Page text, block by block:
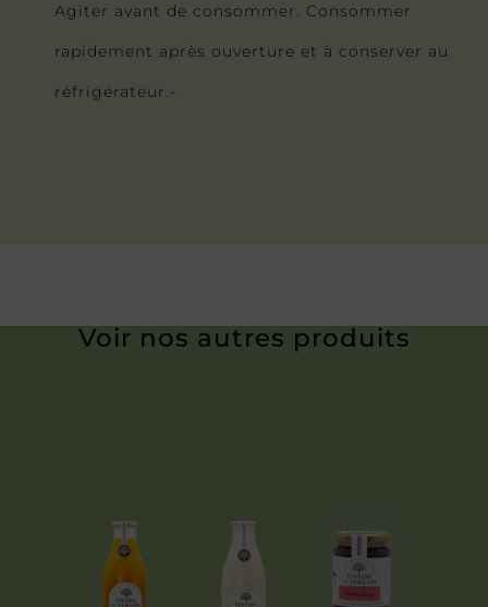
Agiter avant de consommer. Consommer
rapidement après ouverture et à conserver au
réfrigérateur.-
Voir nos autres produits